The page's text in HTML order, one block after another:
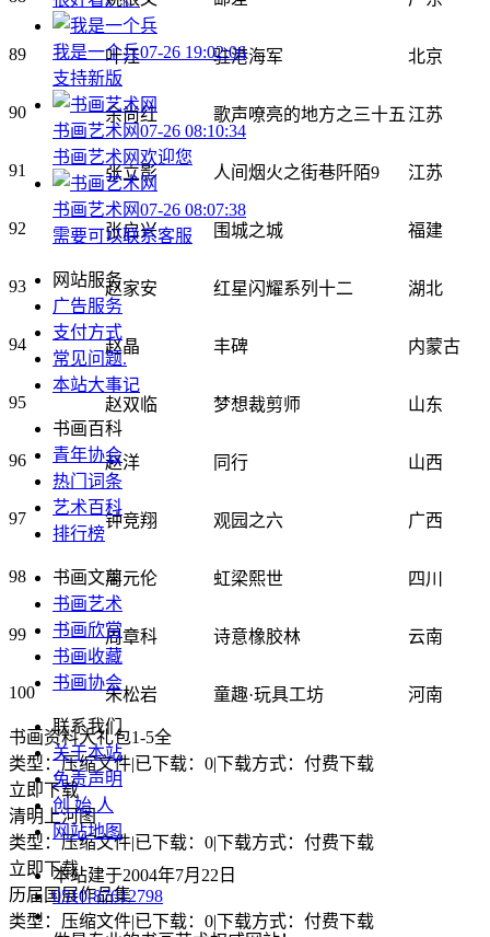
89 叶江 驻港海军 北京
90 余尚红 歌声嘹亮的地方之三十五 江苏
91 张立影 人间烟火之街巷阡陌9 江苏
92 张启兴 围城之城 福建
93 赵家安 红星闪耀系列十二 湖北
94 赵晶 丰碑 内蒙古
95 赵双临 梦想裁剪师 山东
96 赵洋 同行 山西
97 钟竞翔 观园之六 广西
98 周元伦 虹梁熙世 四川
99 周章科 诗意橡胶林 云南
100 朱松岩 童趣·玩具工坊 河南
书画资料大礼包1-5全
类型：压缩文件|已下载：0|下载方式：付费下载
立即下载
清明上河图
类型：压缩文件|已下载：0|下载方式：付费下载
立即下载
历届国展作品集
类型：压缩文件|已下载：0|下载方式：付费下载
我是一个兵07-26 19:02:06
支持新版
书画艺术网07-26 08:10:34
书画艺术网欢迎您
书画艺术网07-26 08:07:38
需要可以联系客服
网站服务
广告服务
支付方式
常见问题.
本站大事记
书画百科
青年协会
热门词条
艺术百科
排行榜
书画文萃
书画艺术
书画欣赏
书画收藏
书画协会
联系我们
关于本站
免责声明
创 始 人
网站地图
本站建于2004年7月22日
0510-87612798